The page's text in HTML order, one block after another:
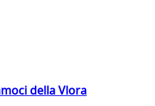
della Vlora